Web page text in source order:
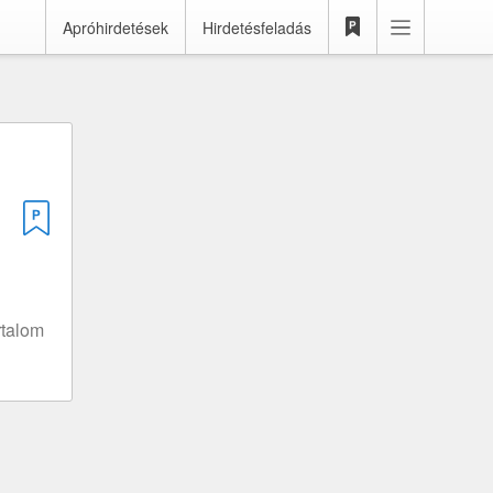
Apróhirdetések Hirdetésfeladás